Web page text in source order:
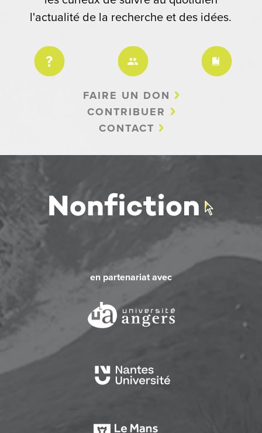
l'actualité de la recherche et des idées.
FAIRE UN DON
CONTRIBUER
CONTACT
en partenariat avec